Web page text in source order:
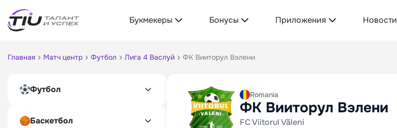
Букмекеры Бонусы Приложения Новости
Главная Матч центр Футбол Лига 4 Васлуй ФК Вииторул Вэлени
Футбол
Баскетбол
Romania
ФК Вииторул Вэлени
FC Viitorul Văleni